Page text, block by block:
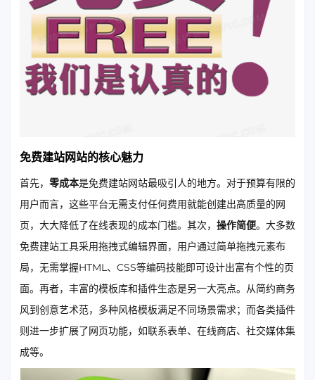
免费建站网站的核心魅力
首先， 零成本是免费建站网站最吸引人的地方。对于预算有限的
用户而言，这些平台无需支付任何费用就能创建出高质量的网
页，大大降低了在线表现的成本门槛。其次， 操作简便。大多数
免费建站工具采用拖拽式编辑界面，用户通过简单拖拽元素布
局，无需掌握HTML、CSS等编码技能即可设计出富有个性的页
面。再者，丰富的模板库和插件生态是另一大亮点。从简约商务
风到创意艺术范，多种风格模板满足不同场景需求；而各类插件
则进一步扩展了网页功能，如联系表单、在线商店、社交媒体集
成等。